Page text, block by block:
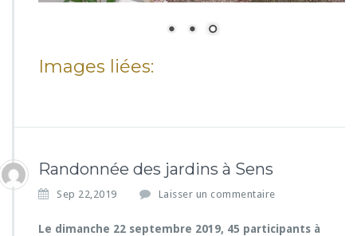
Images liées:
Randonnée des jardins à Sens
Sep 22,2019 Laisser un commentaire
Le dimanche 22 septembre 2019, 45 participants à